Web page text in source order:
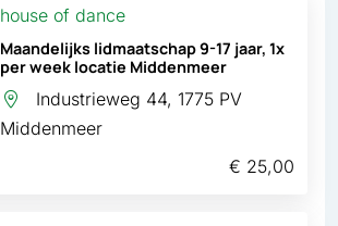
Maandelijks lidmaatschap 9-17 jaar, 1x
per week locatie Middenmeer
house of dance
Industrieweg 44, 1775 PV
Middenmeer
€ 25,00